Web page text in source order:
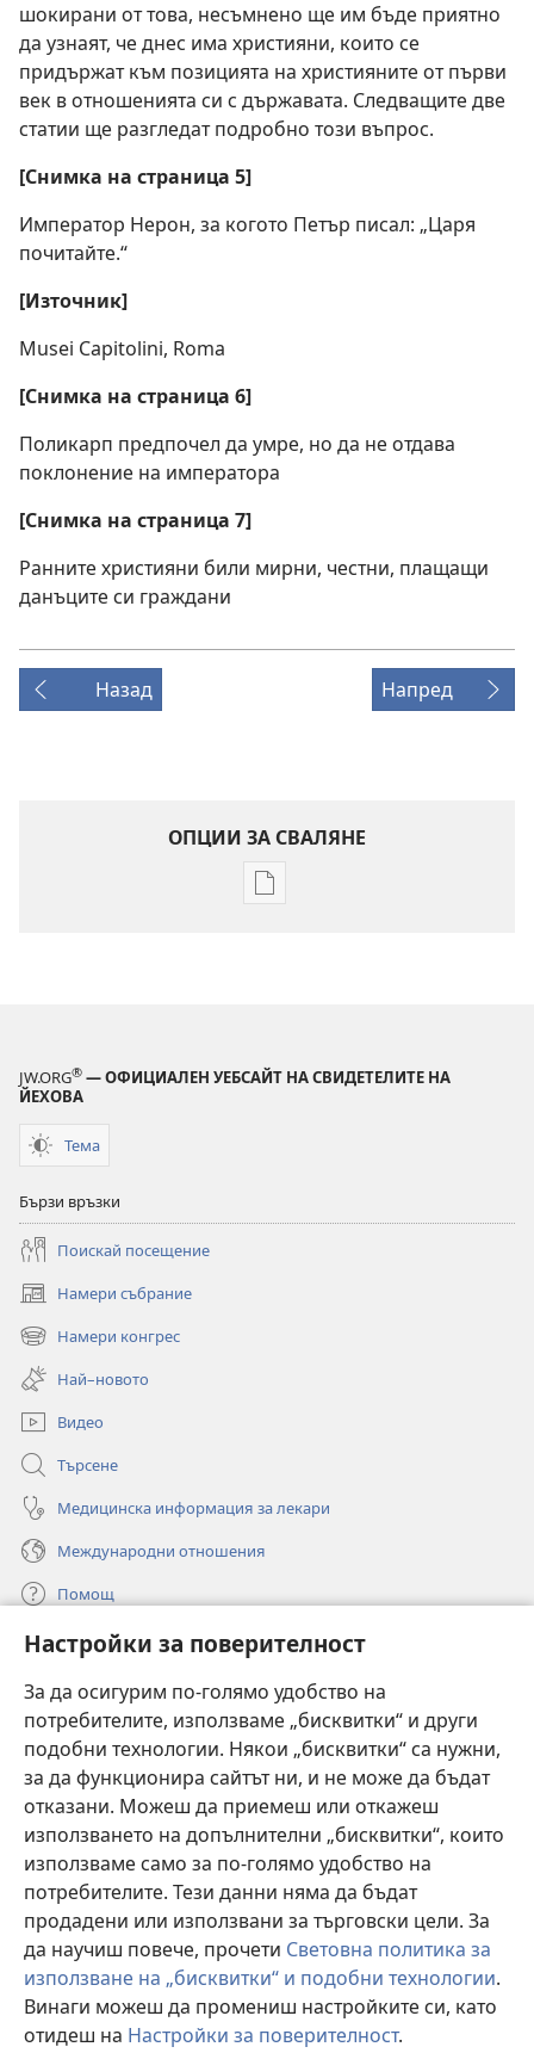
Настройки за поверителност
За да осигурим по-голямо удобство на
потребителите, използваме „бисквитки“ и други
подобни технологии. Някои „бисквитки“ са нужни,
за да функционира сайтът ни, и не може да бъдат
отказани. Можеш да приемеш или откажеш
използването на допълнителни „бисквитки“, които
използваме само за по-голямо удобство на
потребителите. Тези данни няма да бъдат
продадени или използвани за търговски цели. За
да научиш повече, прочети Световна политика за
използване на „бисквитки“ и подобни технологии.
Винаги можеш да промениш настройките си, като
отидеш на Настройки за поверителност.
шокирани от това, несъмнено ще им бъде приятно
да узнаят, че днес има християни, които се
придържат към позицията на християните от първи
век в отношенията си с държавата. Следващите две
статии ще разгледат подробно този въпрос.
[Снимка на страница 5]
Император Нерон, за когото Петър писал: „Царя
почитайте.“
[Източник]
Musei Capitolini, Roma
[Снимка на страница 6]
Поликарп предпочел да умре, но да не отдава
поклонение на императора
[Снимка на страница 7]
Ранните християни били мирни, честни, плащащи
данъците си граждани
Назад Напред
ОПЦИИ ЗА СВАЛЯНЕ
Опции
КУЛА
JW.ORG® — ОФИЦИАЛЕН УЕБСАЙТ НА СВИДЕТЕЛИТЕ НА
ЙЕХОВА
Тема
Бързи връзки
Поискай посещение
Намери събрание
(отваря
нов
прозорец)
Намери конгрес
(отваря
нов
прозорец)
Най–новото
Видео
Търсене
Медицинска информация за лекари
Международни отношения
Помощ
Дарения
нов
прозорец)ОНЛАЙН БИБЛИОТЕКА „Стражева кула“
(отваря
нов
прозорец)
JW Hub
(отваря
нов
прозорец)JW Library
Watchtower Library ®
Copyright© 2026 Watch Tower Bible and Tract Society of Pennsylvania.
УСЛОВИЯ ЗА ПОЛЗВАНЕ